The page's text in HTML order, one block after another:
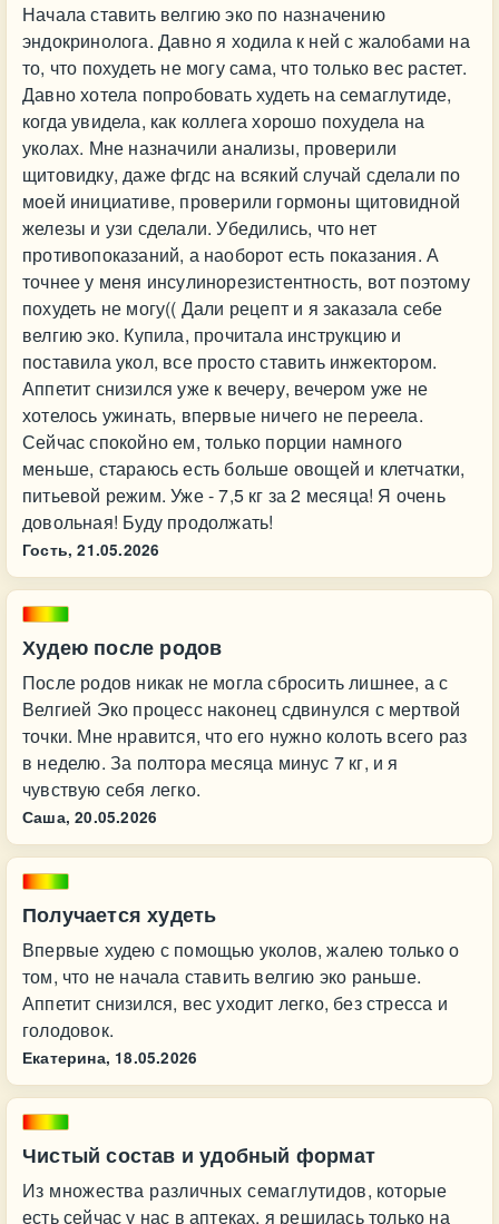
Начала ставить велгию эко по назначению
эндокринолога. Давно я ходила к ней с жалобами на
то, что похудеть не могу сама, что только вес растет.
Давно хотела попробовать худеть на семаглутиде,
когда увидела, как коллега хорошо похудела на
уколах. Мне назначили анализы, проверили
щитовидку, даже фгдс на всякий случай сделали по
моей инициативе, проверили гормоны щитовидной
железы и узи сделали. Убедились, что нет
противопоказаний, а наоборот есть показания. А
точнее у меня инсулинорезистентность, вот поэтому
похудеть не могу(( Дали рецепт и я заказала себе
велгию эко. Купила, прочитала инструкцию и
поставила укол, все просто ставить инжектором.
Аппетит снизился уже к вечеру, вечером уже не
хотелось ужинать, впервые ничего не переела.
Сейчас спокойно ем, только порции намного
меньше, стараюсь есть больше овощей и клетчатки,
питьевой режим. Уже - 7,5 кг за 2 месяца! Я очень
довольная! Буду продолжать!
Гость, 21.05.2026
Худею после родов
После родов никак не могла сбросить лишнее, а с
Велгией Эко процесс наконец сдвинулся с мертвой
точки. Мне нравится, что его нужно колоть всего раз
в неделю. За полтора месяца минус 7 кг, и я
чувствую себя легко.
Саша, 20.05.2026
Получается худеть
Впервые худею с помощью уколов, жалею только о
том, что не начала ставить велгию эко раньше.
Аппетит снизился, вес уходит легко, без стресса и
голодовок.
Екатерина, 18.05.2026
Чистый состав и удобный формат
Из множества различных семаглутидов, которые
есть сейчас у нас в аптеках, я решилась только на